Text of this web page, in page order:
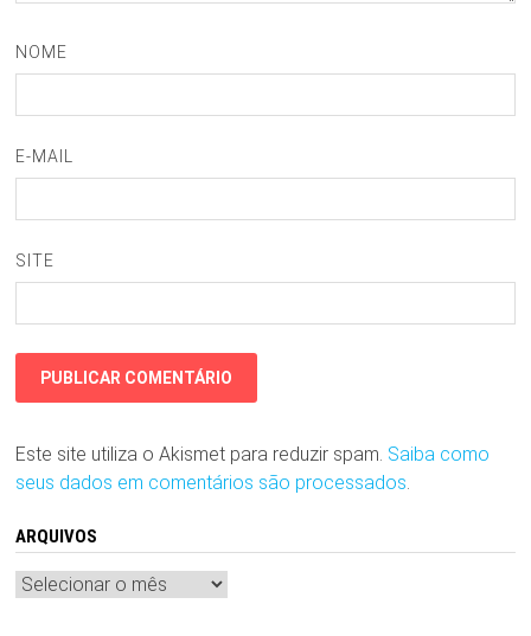
NOME
E-MAIL
SITE
Este site utiliza o Akismet para reduzir spam. Saiba como
seus dados em comentários são processados
ARQUIVOS
Arquivos